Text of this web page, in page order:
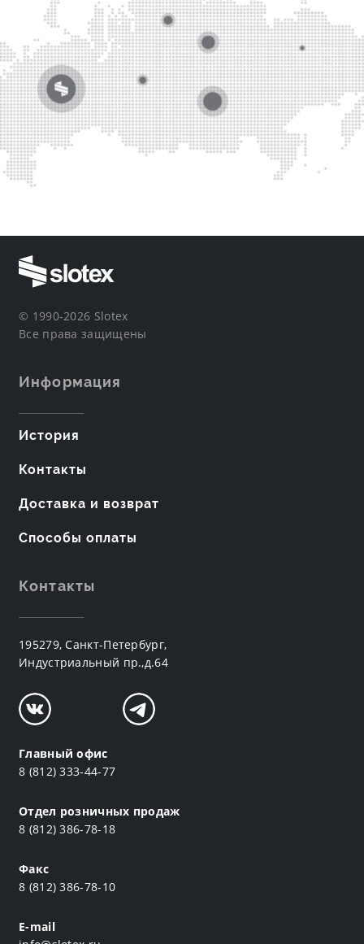
© 1990-2026 Slotex
Все права защищены
Информация
История
Контакты
Доставка и возврат
Способы оплаты
Контакты
195279, Санкт-Петербург,
Индустриальный пр.,д.64
Главный офис
8 (812) 333-44-77
Отдел розничных продаж
8 (812) 386-78-18
Факс
8 (812) 386-78-10
E-mail